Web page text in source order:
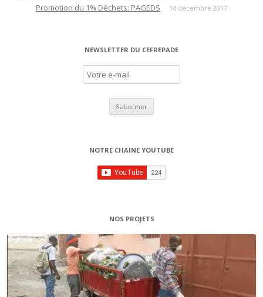
Promotion du 1% Déchets: PAGEDS 14 décembre 2017
NEWSLETTER DU CEFREPADE
NOTRE CHAINE YOUTUBE
NOS PROJETS